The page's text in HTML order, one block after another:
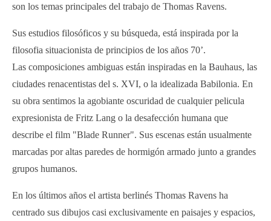
son los temas principales del trabajo de Thomas Ravens.
Sus estudios filosóficos y su búsqueda, está inspirada por la
filosofia situacionista de principios de los años 70’.
Las composiciones ambiguas están inspiradas en la Bauhaus, las
ciudades renacentistas del s. XVI, o la idealizada Babilonia. En
su obra sentimos la agobiante oscuridad de cualquier pelicula
expresionista de Fritz Lang o la desafección humana que
describe el film "Blade Runner". Sus escenas están usualmente
marcadas por altas paredes de hormigón armado junto a grandes
grupos humanos.
En los últimos años el artista berlinés Thomas Ravens ha
centrado sus dibujos casi exclusivamente en paisajes y espacios,